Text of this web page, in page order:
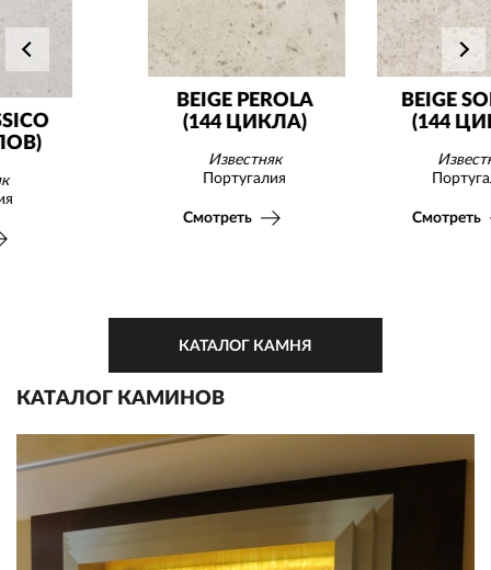
BEIGE PEROLA
(144 ЦИКЛА)
BEIGE SONATO
(144 ЦИКЛА)
КАТАЛОГ КАМНЯ
КАТАЛОГ КАМИНОВ